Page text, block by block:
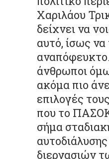
Xαριλάου
δείχνει να
αυτό, ίσως να
αναπόφευκτο.
άνθρωποι
ακόμα πιο
επιλογές
που το
σήμα
διεργασιών